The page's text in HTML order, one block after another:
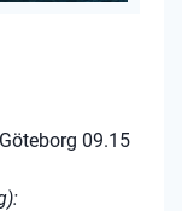
09.15